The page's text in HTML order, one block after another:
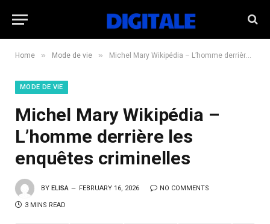
Home » Mode de vie » Michel Mary Wikipédia – L’homme derrière les enquêtes criminelles
MODE DE VIE
Michel Mary Wikipédia –
L’homme derrière les
enquêtes criminelles
BY ELISA FEBRUARY 16, 2026 NO COMMENTS
3 MINS READ